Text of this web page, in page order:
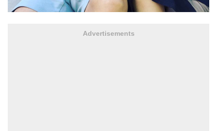
Advertisements